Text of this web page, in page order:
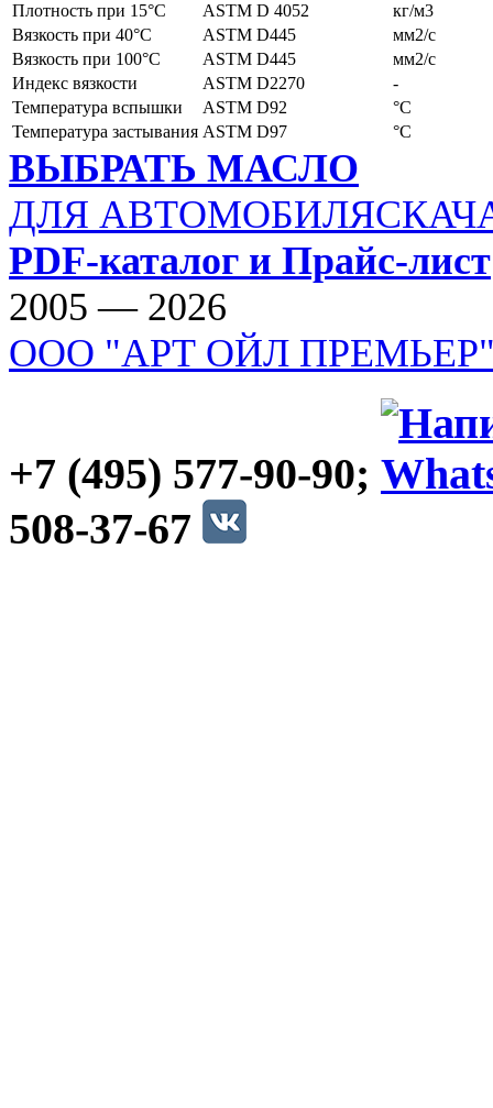
Плотность при 15°C
ASTM D 4052
кг/м3
Вязкость при 40°C
ASTM D445
мм2/с
Вязкость при 100°C
ASTM D445
мм2/с
Индекс вязкости
ASTM D2270
-
Температура вспышки
ASTM D92
°C
Температура застывания ASTM D97 °C
ВЫБРАТЬ МАСЛО
ДЛЯ АВТОМОБИЛЯ
PDF-каталог и Прайс-лист
2005 — 2026
ООО "АРТ ОЙЛ
+7 (495) 577-90-90;
508-37-67